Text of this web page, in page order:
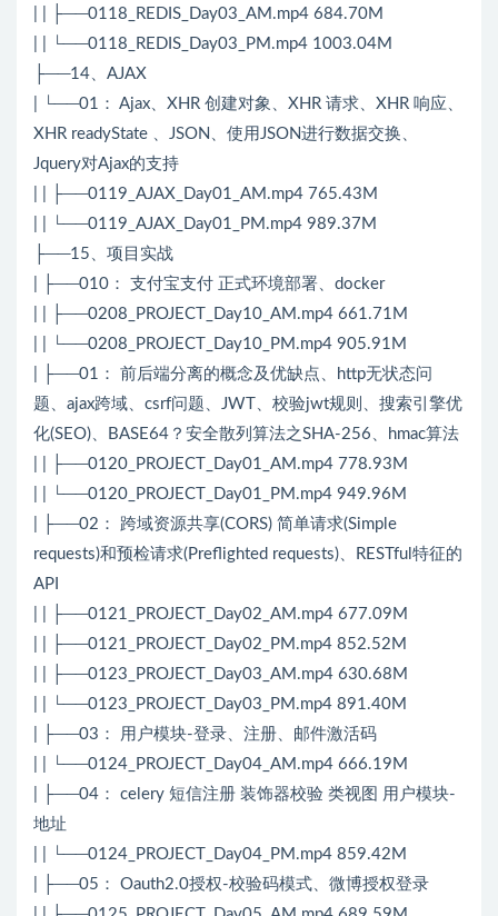
| | ├──0118_REDIS_Day03_AM.mp4 684.70M
| | └──0118_REDIS_Day03_PM.mp4 1003.04M
├──14、AJAX
| └──01： Ajax、XHR 创建对象、XHR 请求、XHR 响应、
XHR readyState 、JSON、使用JSON进行数据交换、
Jquery对Ajax的支持
| | ├──0119_AJAX_Day01_AM.mp4 765.43M
| | └──0119_AJAX_Day01_PM.mp4 989.37M
├──15、项目实战
| ├──010： 支付宝支付 正式环境部署、docker
| | ├──0208_PROJECT_Day10_AM.mp4 661.71M
| | └──0208_PROJECT_Day10_PM.mp4 905.91M
| ├──01： 前后端分离的概念及优缺点、http无状态问
题、ajax跨域、csrf问题、JWT、校验jwt规则、搜索引擎优
化(SEO)、BASE64？安全散列算法之SHA-256、hmac算法
| | ├──0120_PROJECT_Day01_AM.mp4 778.93M
| | └──0120_PROJECT_Day01_PM.mp4 949.96M
| ├──02： 跨域资源共享(CORS) 简单请求(Simple
requests)和预检请求(Preflighted requests)、RESTful特征的
API
| | ├──0121_PROJECT_Day02_AM.mp4 677.09M
| | ├──0121_PROJECT_Day02_PM.mp4 852.52M
| | ├──0123_PROJECT_Day03_AM.mp4 630.68M
| | └──0123_PROJECT_Day03_PM.mp4 891.40M
| ├──03： 用户模块-登录、注册、邮件激活码
| | └──0124_PROJECT_Day04_AM.mp4 666.19M
| ├──04： celery 短信注册 装饰器校验 类视图 用户模块-
地址
| | └──0124_PROJECT_Day04_PM.mp4 859.42M
| ├──05： Oauth2.0授权-校验码模式、微博授权登录